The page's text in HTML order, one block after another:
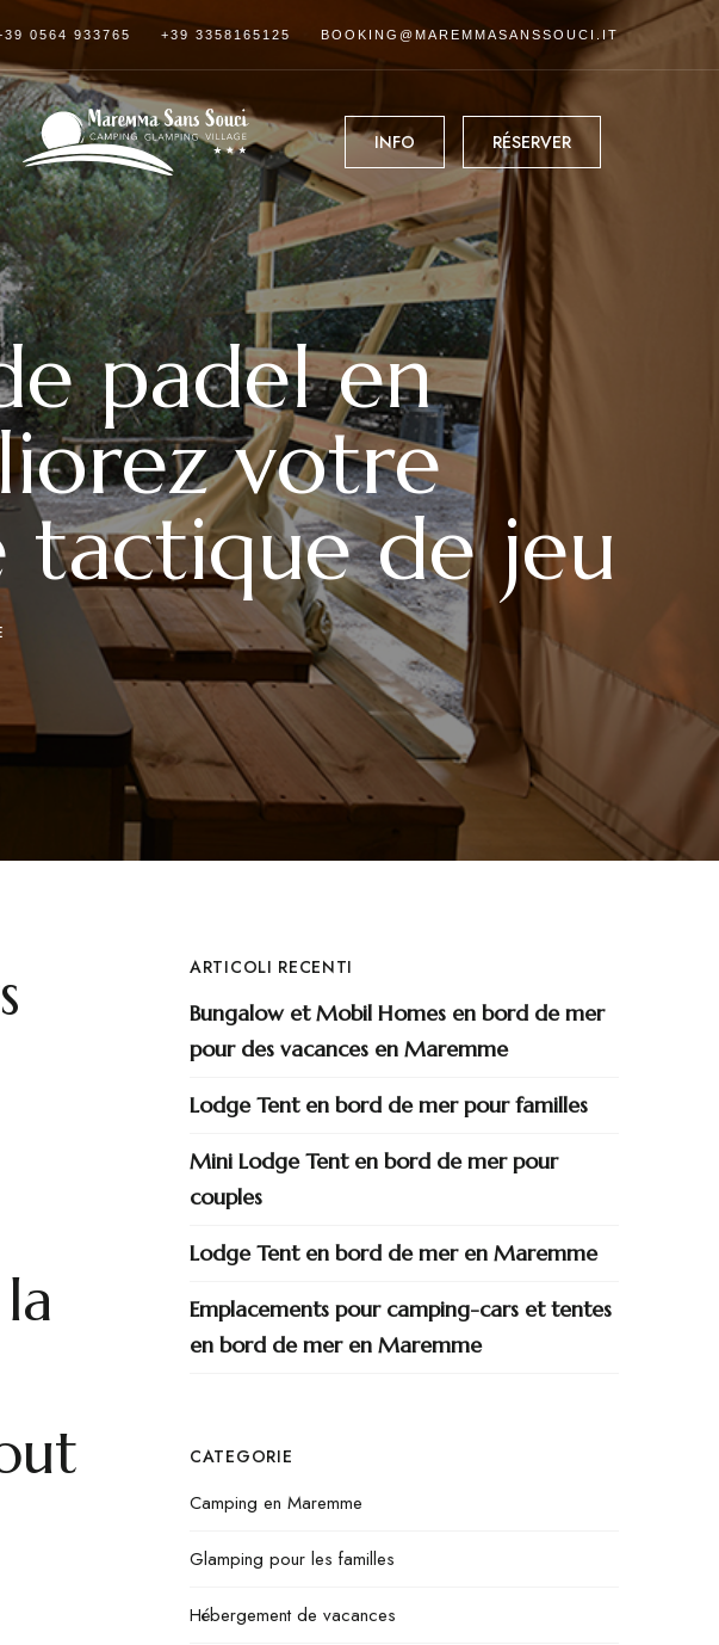
0564 933765 +39 3358165125 BOOKING@MAREMMASANSSOUCI.IT
INFO RÉSERVER
padel en
votre
de jeu
ARTICOLI RECENTI
Bungalow et Mobil Homes en bord de mer
pour des vacances en Maremme
Lodge Tent en bord de mer pour familles
Mini Lodge Tent en bord de mer pour
couples
Lodge Tent en bord de mer en Maremme
Emplacements pour camping-cars et tentes
en bord de mer en Maremme
CATEGORIE
Camping en Maremme
Glamping pour les familles
Hébergement de vacances